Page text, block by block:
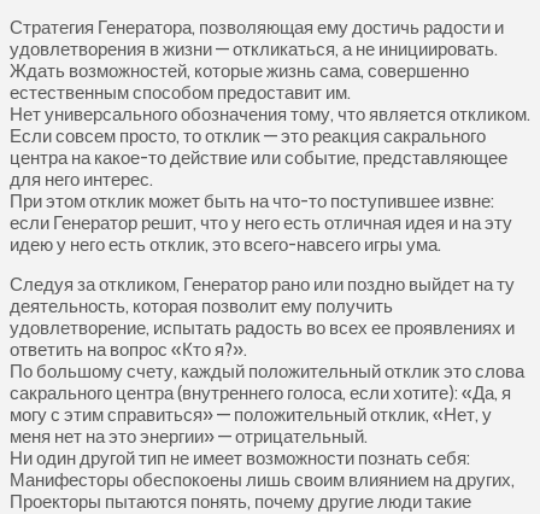
Стратегия Генератора, позволяющая ему достичь радости и
удовлетворения в жизни — откликаться, а не инициировать.
Ждать возможностей, которые жизнь сама, совершенно
естественным способом предоставит им.
Нет универсального обозначения тому, что является откликом.
Если совсем просто, то отклик — это реакция сакрального
центра на какое-то действие или событие, представляющее
для него интерес.
При этом отклик может быть на что-то поступившее извне:
если Генератор решит, что у него есть отличная идея и на эту
идею у него есть отклик, это всего-навсего игры ума.
Следуя за откликом, Генератор рано или поздно выйдет на ту
деятельность, которая позволит ему получить
удовлетворение, испытать радость во всех ее проявлениях и
ответить на вопрос «Кто я?».
По большому счету, каждый положительный отклик это слова
сакрального центра (внутреннего голоса, если хотите): «Да, я
могу с этим справиться» — положительный отклик, «Нет, у
меня нет на это энергии» — отрицательный.
Ни один другой тип не имеет возможности познать себя:
Манифесторы обеспокоены лишь своим влиянием на других,
Проекторы пытаются понять, почему другие люди такие